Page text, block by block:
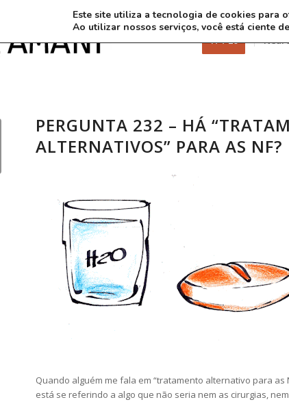
17 7 26
PERGUNTA 232 – HÁ
ALTERNATIVOS” PARA AS NF?
Quando alguém me fala em “tratamento alternativo para as
está se referindo a algo que não seria nem as cirurgias,
Este site utiliza a tecnologia de cookies para
Ao utilizar nossos serviços, você está ciente